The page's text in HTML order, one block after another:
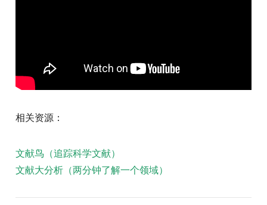
相关资源：
文献鸟（追踪科学文献）
文献大分析（两分钟了解一个领域）